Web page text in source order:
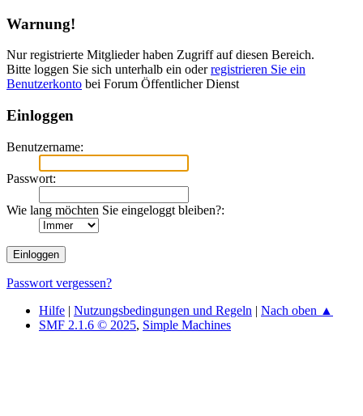
Warnung!
Nur registrierte Mitglieder haben Zugriff auf diesen Bereich.
Bitte loggen Sie sich unterhalb ein oderregistrieren Sie ein
Benutzerkonto bei Forum Öffentlicher Dienst
Einloggen
Benutzername:
Passwort:
Wie lang möchten Sie eingeloggt bleiben?:
Passwort vergessen?
Hilfe | Nutzungsbedingungen und Regeln | Nach oben ▲
SMF 2.1.6 © 2025, Simple Machines